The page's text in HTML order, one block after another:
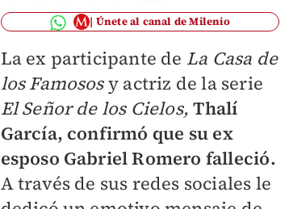
Únete al canal de Milenio
La ex participante de La Casa de
los Famososy actriz de la serie
El Señor de los Cielos, Thalí
García, confirmó que su ex
esposo Gabriel Romero falleció.
A través de sus redes sociales le